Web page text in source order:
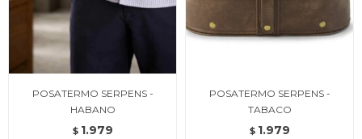
POSATERMO SERPENS -
HABANO
$ 1.979
POSATERMO SERPENS -
TABACO
$ 1.979